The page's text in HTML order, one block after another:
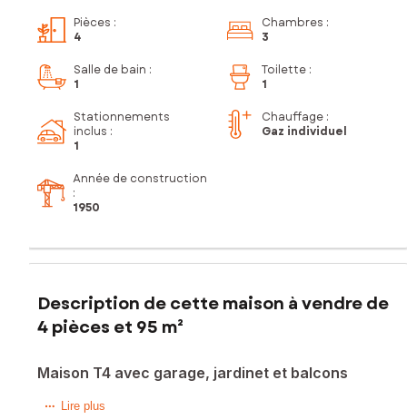
Pièces :
4
Chambres :
3
Salle de bain :
1
Toilette :
1
Stationnements
inclus :
1
Chauffage :
Gaz individuel
Année de construction
:
1950
Description de cette maison à vendre de
4 pièces et 95 m²
Maison T4 avec garage, jardinet et balcons
Maison de ville située barrière de Bègles à 5 min du tram C
Lire plus